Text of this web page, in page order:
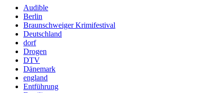
Audible
Berlin
Braunschweiger Krimifestival
Deutschland
dorf
Drogen
DTV
Dänemark
england
Entführung